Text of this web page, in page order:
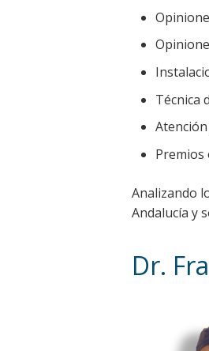
Técnica
Analizando
Andalucía y
Dr.